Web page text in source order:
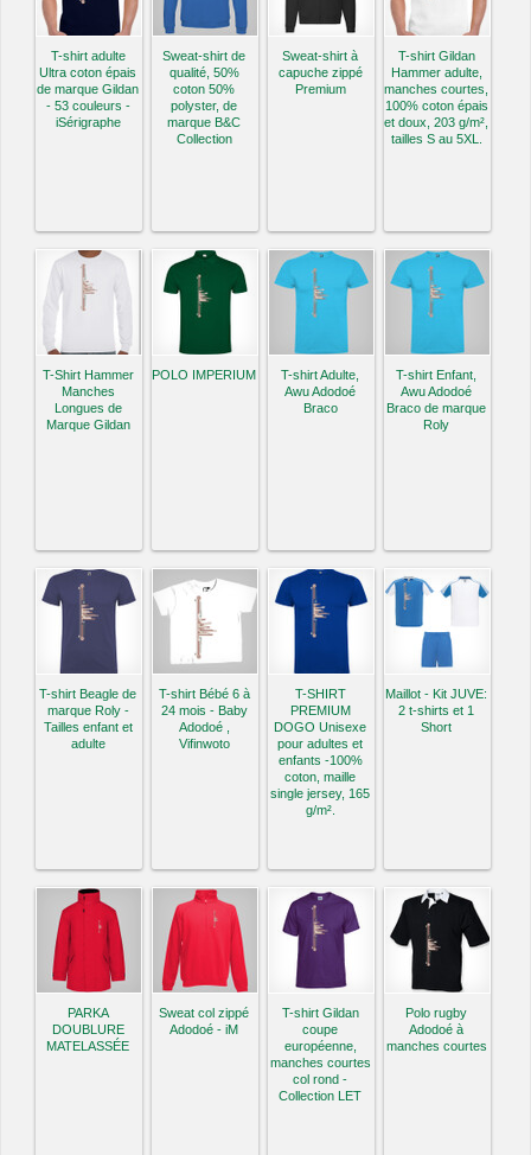
T-shirt adulte
Ultra coton épais
de marque Gildan
- 53 couleurs -
iSérigraphe
Sweat-shirt de
qualité, 50%
coton 50%
polyster, de
marque B&C
Collection
Sweat-shirt à
capuche zippé
Premium
T-shirt Gildan
Hammer adulte,
manches courtes,
100% coton épais
et doux, 203 g/m²,
tailles S au 5XL.
T-Shirt Hammer
Manches
Longues de
Marque Gildan
POLO IMPERIUM
T-shirt Adulte,
Awu Adodoé
Braco
T-shirt Enfant,
Awu Adodoé
Braco de marque
Roly
T-shirt Beagle de
marque Roly -
Tailles enfant et
adulte
T-shirt Bébé 6 à
24 mois - Baby
Adodoé ,
Vifinwoto
T-SHIRT
PREMIUM
DOGO Unisexe
pour adultes et
enfants -100%
coton, maille
single jersey, 165
g/m².
Maillot - Kit JUVE:
2 t-shirts et 1
Short
PARKA
DOUBLURE
MATELASSÉE
Sweat col zippé
Adodoé - iM
T-shirt Gildan
coupe
européenne,
manches courtes
col rond -
Collection LET
Polo rugby
Adodoé à
manches courtes